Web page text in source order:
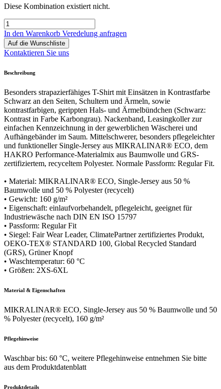
Diese Kombination existiert nicht.
In den Warenkorb Veredelung anfragen
Auf die Wunschliste
Kontaktieren Sie uns
Beschreibung
Besonders strapazierfähiges T-Shirt mit Einsätzen in Kontrastfarbe
Schwarz an den Seiten, Schultern und Ärmeln, sowie
kontrastfarbigen, gerippten Hals- und Ärmelbündchen (Schwarz:
Kontrast in Farbe Karbongrau). Nackenband, Leasingkoller zur
einfachen Kennzeichnung in der gewerblichen Wäscherei und
Aufhängebänder im Saum. Mittelschwerer, besonders pflegeleichter
und funktioneller Single-Jersey aus MIKRALINAR® ECO, dem
HAKRO Performance-Materialmix aus Baumwolle und GRS-
zertifiziertem, recyceltem Polyester. Normale Passform: Regular Fit.
• Material: MIKRALINAR® ECO, Single-Jersey aus 50 %
Baumwolle und 50 % Polyester (recycelt)
• Gewicht: 160 g/m²
• Eigenschaft: einlaufvorbehandelt, pflegeleicht, geeignet für
Industriewäsche nach DIN EN ISO 15797
• Passform: Regular Fit
• Siegel: Fair Wear Leader, ClimatePartner zertifiziertes Produkt,
OEKO-TEX® STANDARD 100, Global Recycled Standard
(GRS), Grüner Knopf
• Waschtemperatur: 60 °C
• Größen: 2XS-6XL
Material & Eigenschaften
MIKRALINAR® ECO, Single-Jersey aus 50 % Baumwolle und 50
% Polyester (recycelt), 160 g/m²
Pflegehinweise
Waschbar bis: 60 °C, weitere Pflegehinweise entnehmen Sie bitte
aus dem Produktdatenblatt
Produktdetails